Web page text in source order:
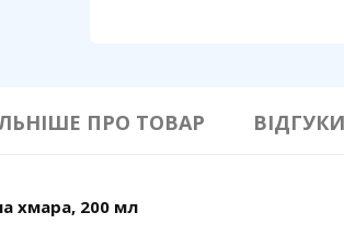
ПРО ТОВАР ВІДГУКИ
хмара, 200 мл